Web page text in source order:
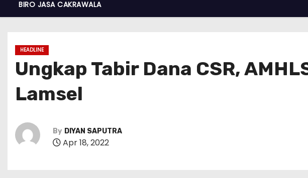
BIRO JASA CAKRAWALA
HEADLINE
Ungkap Tabir Dana CSR,
Lamsel
By DIYAN SAPUTRA
Apr 18, 2022